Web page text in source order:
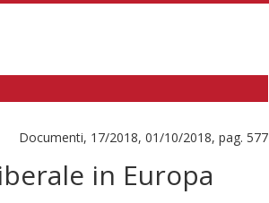
Documenti, 17/2018, 01/10/2018, pag. 577
in Europa